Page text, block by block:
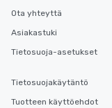
Ota yhteyttä
Asiakastuki
Tietosuoja-asetukset
Tietosuojakäytäntö
Tuotteen käyttöehdot